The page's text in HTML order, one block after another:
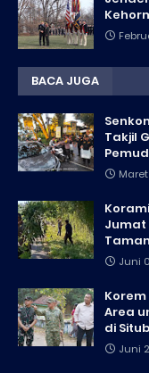
BACA JUGA
Takjil
Jumat
Juni
Area
di
Juni